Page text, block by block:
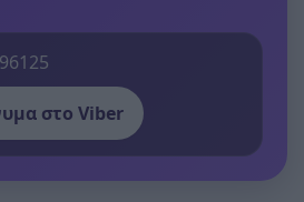
στο Viber